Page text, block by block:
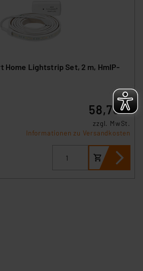
der
sowie einer eigenen
der Datenübermittlung,
Home Lightstrip Set, 2 m, HmIP-
58,78 €
zzgl. MwSt.
Informationen zu Versandkosten